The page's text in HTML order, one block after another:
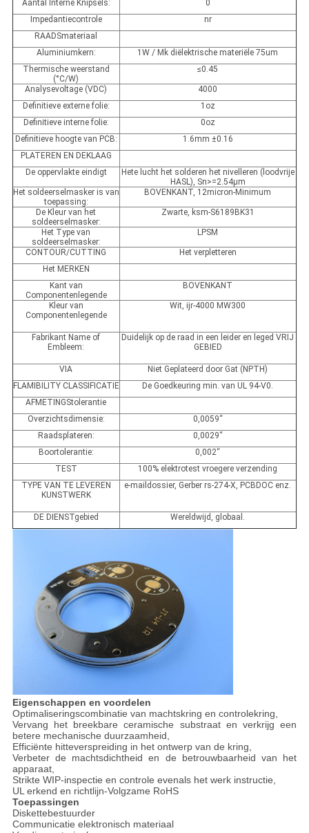
Aantal Interne Knipsels:
0
Impedantiecontrole
nr
RAADSmateriaal
Aluminiumkern:
1W / Mk diëlektrische materiële 75um
Thermische weerstand
(°C/W)
≤0.45
Analysevoltage (VDC)
4000
Definitieve externe folie:
1oz
Definitieve interne folie:
0oz
Definitieve hoogte van PCB:
1.6mm ±0.16
PLATEREN EN DEKLAAG
De oppervlakte eindigt
Hete lucht het solderen het nivelleren (loodvrije
HASL), Sn>=2.54µm
Het soldeerselmasker is van
toepassing:
BOVENKANT, 12micron-Minimum
De Kleur van het
soldeerselmasker:
Zwarte, ksm-S6189BK31
Het Type van
soldeerselmasker:
LPSM
CONTOUR/CUTTING
Het verpletteren
Het MERKEN
Kant van
Componentenlegende
BOVENKANT
Kleur van
Componentenlegende
Wit, ijr-4000 MW300
Fabrikant Name of
Embleem:
Duidelijk op de raad in een leider en leged VRIJ
GEBIED
VIA
Niet Geplateerd door Gat (NPTH)
FLAMIBILITY CLASSIFICATIE
De Goedkeuring min. van UL 94-V0.
AFMETINGStolerantie
Overzichtsdimensie:
0,0059“
Raadsplateren:
0,0029“
Boortolerantie:
0,002“
TEST
100% elektrotest vroegere verzending
TYPE VAN TE LEVEREN
KUNSTWERK
e-maildossier, Gerber rs-274-X, PCBDOC enz.
DE DIENSTgebied Wereldwijd, globaal.
Eigenschappen en voordelen
Optimaliseringscombinatie van machtskring en controlekring,
Vervang het breekbare ceramische substraat en verkrijg een
betere mechanische duurzaamheid,
Efficiënte hitteverspreiding in het ontwerp van de kring,
Verbeter de machtsdichtheid en de betrouwbaarheid van het
apparaat,
Strikte WIP-inspectie en controle evenals het werk instructie,
UL erkend en richtlijn-Volgzame RoHS
Toepassingen
Diskettebestuurder
Communicatie elektronisch materiaal